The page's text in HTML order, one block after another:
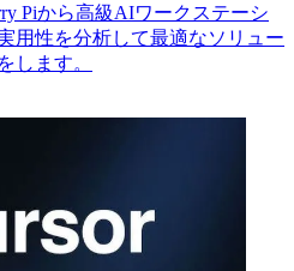
Piから高級AIワークステーシ
用性を分析して最適なソリュー
します。